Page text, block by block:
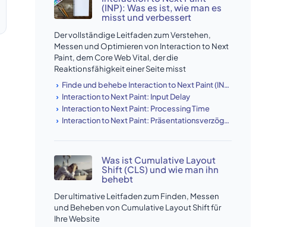
(INP): Was es ist, wie man es
misst und verbessert
Der vollständige Leitfaden zum Verstehen,
Messen und Optimieren von Interaction to Next
Paint, dem Core Web Vital, der die
Reaktionsfähigkeit einer Seite misst
Finde und behebe Interaction to Next Paint (INP)-Probleme
Interaction to Next Paint: Input Delay
Interaction to Next Paint: Processing Time
Interaction to Next Paint: Präsentationsverzögerung
Was ist Cumulative Layout
Shift (CLS) und wie man ihn
behebt
Der ultimative Leitfaden zum Finden, Messen
und Beheben von Cumulative Layout Shift für
Ihre Website